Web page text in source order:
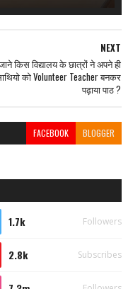
NEXT
किस विद्यालय के छात्रों ने अपने ही
को Volunteer Teacher बनकर
पढ़ाया पाठ ?
FACEBOOK BLOGGER
1.7k Followers
2.8k Subscribes